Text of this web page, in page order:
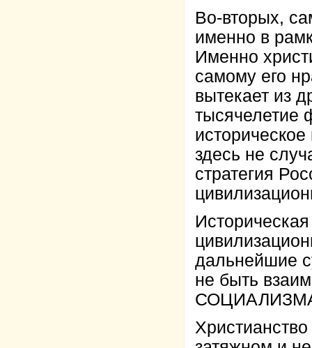
Во-вторых,
именно в
Именно
самому его
вытекает из
тысячелетие
здесь не
стратегия
дальнейшие
не быть